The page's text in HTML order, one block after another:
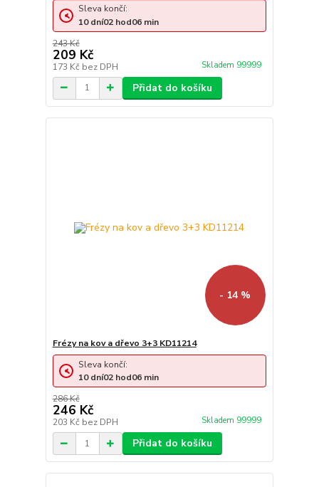
243 Kč
209 Kč
173 Kč bez DPH Skladem 99999
Sleva končí:
10 dní02 hod06 min
Přidat do košíku
- 14 %
Frézy na kov a dřevo 3+3 KD11214
286 Kč
246 Kč
203 Kč bez DPH Skladem 99999
Sleva končí:
10 dní02 hod06 min
Přidat do košíku